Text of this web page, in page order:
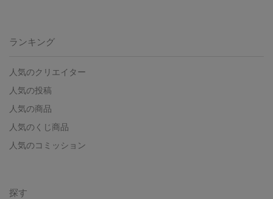
ランキング
人気のクリエイター
人気の投稿
人気の商品
人気のくじ商品
人気のコミッション
探す